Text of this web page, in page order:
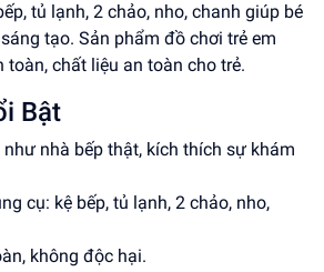
tủ lạnh, 2 chảo, nho, chanh giúp bé
tạo. Sản phẩm đồ chơi trẻ em
toàn, chất liệu an toàn cho trẻ.
Bật
nhà bếp thật, kích thích sự khám
cụ: kệ bếp, tủ lạnh, 2 chảo, nho,
không độc hại.